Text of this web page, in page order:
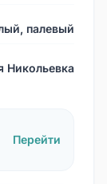
палевый
Никольевка
Перейти